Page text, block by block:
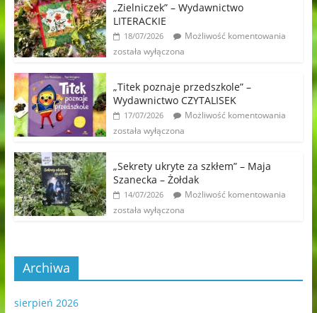
„Zielniczek” – Wydawnictwo
LITERACKIE
18/07/2026
Możliwość komentowania
została wyłączona
„Titek poznaje przedszkole” –
Wydawnictwo CZYTALISEK
17/07/2026
Możliwość komentowania
została wyłączona
„Sekrety ukryte za szkłem” – Maja
Szanecka – Żołdak
14/07/2026
Możliwość komentowania
została wyłączona
Archiwa
sierpień 2026